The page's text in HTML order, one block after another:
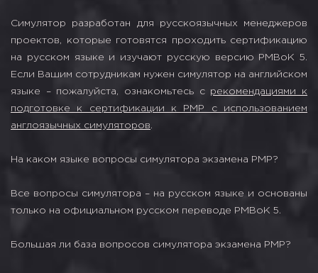
Симулятор разработан для русскоязычных менеджеров
проектов, которые готовятся проходить сертификацию
на русском языке и изучают русскую версию PMBoK 5.
Если Вашим сотрудникам нужен симулятор на английском
языке – пожалуйста, ознакомьтесь с рекомендациями к
подготовке к сертификации к PMP с использованием
англоязычных симуляторов
На каком языке вопросы симулятора экзамена PMP?
Все вопросы симулятора – на русском языке и основаны
только на официальном русском переводе PMBoK 5.
Большая ли база вопросов симулятора экзамена PMP?